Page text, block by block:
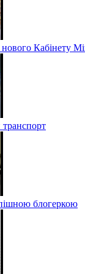
Кабінету
транспорт
блогеркою